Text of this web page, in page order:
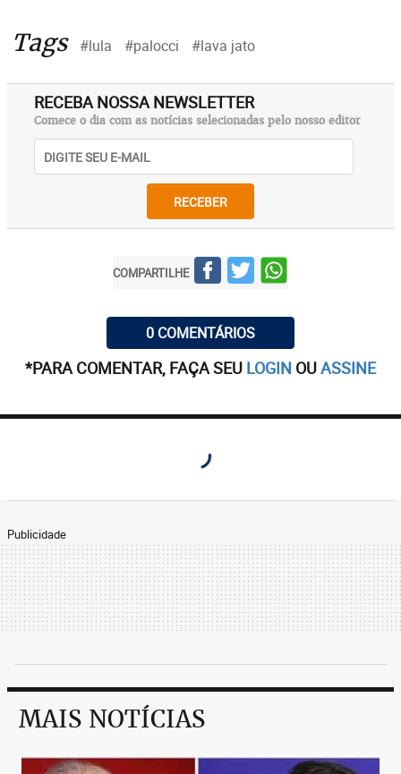
Tags #lula #palocci #lava jato
RECEBA NOSSA NEWSLETTER
Comece o dia com as notícias selecionadas pelo nosso editor
RECEBER
COMPARTILHE
0 COMENTÁRIOS
*PARA COMENTAR, FAÇA SEU LOGIN OUASSINE
Publicidade
MAIS NOTÍCIAS